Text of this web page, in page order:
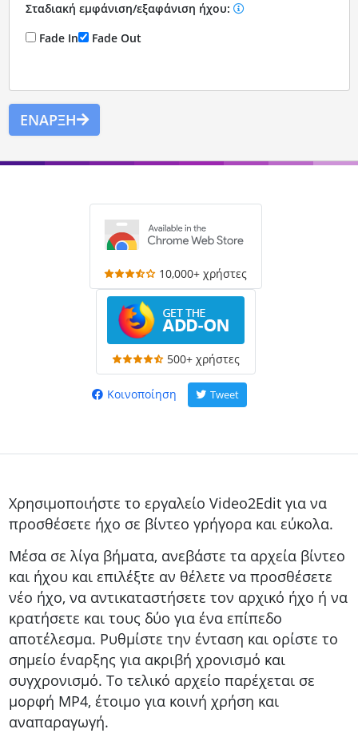
Σταδιακή εμφάνιση/εξαφάνιση ήχου:
Fade In
Fade Out
ΈΝΑΡΞΗ
10,000+ χρήστες
500+ χρήστες
Κοινοποίηση Tweet
Χρησιμοποιήστε το εργαλείο Video2Editγια να
προσθέσετε ήχο σε βίντεο γρήγορα και εύκολα.
Μέσα σε λίγα βήματα, ανεβάστε τα αρχεία βίντεο
και ήχου και επιλέξτε αν θέλετε να προσθέσετε
νέο ήχο, να αντικαταστήσετε τον αρχικό ήχο ή να
κρατήσετε και τους δύο για ένα επίπεδο
αποτέλεσμα. Ρυθμίστε την ένταση και ορίστε το
σημείο έναρξης για ακριβή χρονισμό και
συγχρονισμό. Το τελικό αρχείο παρέχεται σε
μορφή MP4, έτοιμο για κοινή χρήση και
αναπαραγωγή.